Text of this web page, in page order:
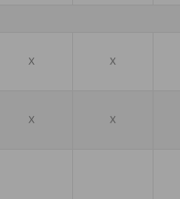
x x
x x